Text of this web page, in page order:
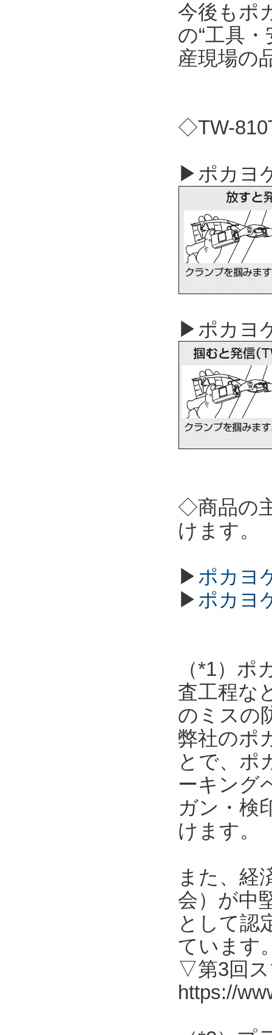
今後もポ
の“工具
産現場の
◇TW-
▶ポカヨ
▶ポカヨ
◇商品の
けます。
▶ポカヨ
▶ポカヨ
（*1）
査工程な
のミスの
弊社のポ
とで、ポ
ーキング
ガン・検
けます。
また、経
会）が中
として認
ています
▽第3回ス
https://